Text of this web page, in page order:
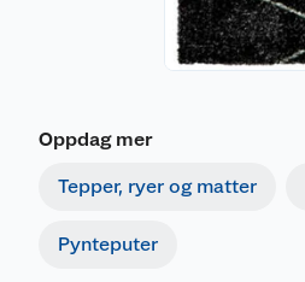
Oppdag mer
Tepper, ryer og matter
Pynteputer